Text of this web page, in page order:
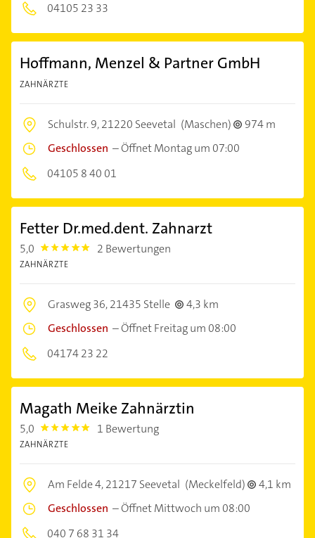
04105 23 33
Hoffmann, Menzel & Partner GmbH
ZAHNÄRZTE
Schulstr. 9,21220 Seevetal (Maschen)
974 m
Geschlossen –Öffnet Montag um 07:00
04105 8 40 01
Fetter Dr.med.dent. Zahnarzt
5,0 5.0 2 Bewertungen
ZAHNÄRZTE
Grasweg 36,21435 Stelle
4,3 km
Geschlossen –Öffnet Freitag um 08:00
04174 23 22
Magath Meike Zahnärztin
5,0 5.0 1 Bewertung
ZAHNÄRZTE
Am Felde 4,21217 Seevetal (Meckelfeld)
4,1 km
Geschlossen –Öffnet Mittwoch um 08:00
040 7 68 31 34